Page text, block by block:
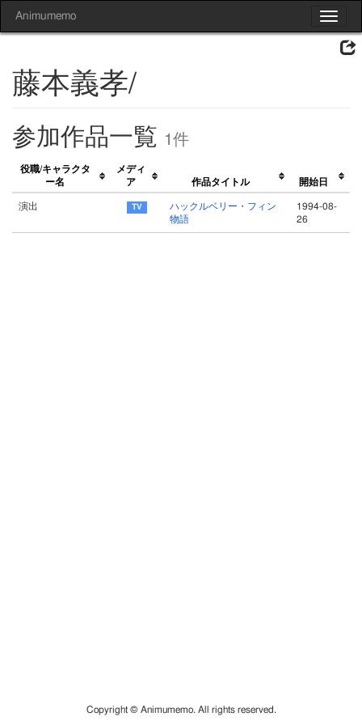
Toggle
Animumemo
藤本義孝/
参加作品一覧 1件
役職/キャラクタ
ー名
メディ
ア
作品タイトル 開始日
演出
ハックルベリー・フィン
物語
1994-08-
26
Copyright © Animumemo. All rights reserved.